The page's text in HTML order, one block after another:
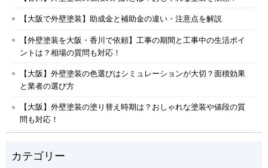
【大阪で外壁塗装】助成金と補助金の違い・注意点を解説
【外壁塗装を大阪・香川で依頼】工事の期間と工事中の生活ポイ
ントは？相場の質問も対応！
【大阪】外壁塗装の色選びはシミュレーションが大切？面積効果
と業者の選び方
【大阪】外壁塗装の塗り替え時期は？おしゃれな塗装や値段の質
問も対応！